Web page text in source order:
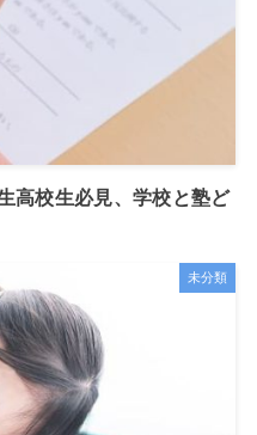
高校生必見、学校と塾ど
未分類